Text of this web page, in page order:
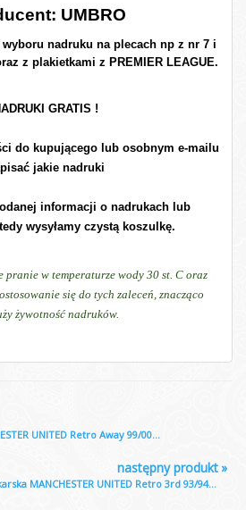
UMBRO
nadruku na plecach np z nr 7 i
z plakietkami z PREMIER LEAGUE.
GRATIS !
do kupującego lub osobnym e-mailu
jakie nadruki
informacji o nadrukach lub
wysyłamy czystą koszulkę.
pranie w temperaturze wody 30 st. C oraz
się do tych zaleceń, znacząco
żywotność nadruków.
UNITED Retro Away 99/00...
»
następny produkt
MANCHESTER UNITED Retro 3rd 93/94...